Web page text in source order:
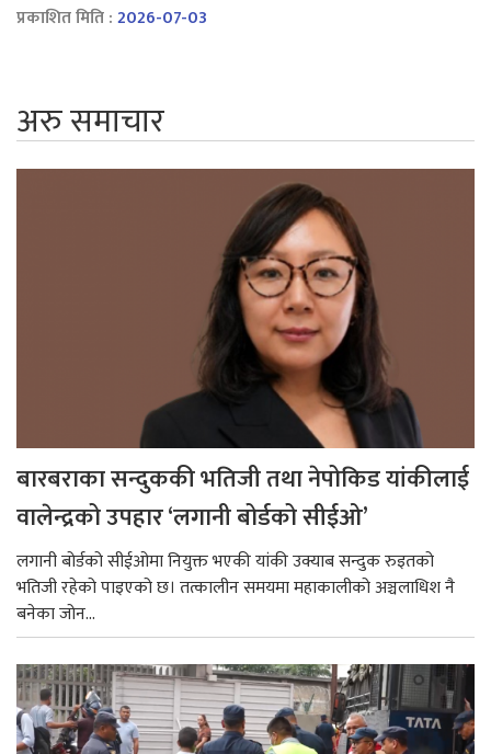
प्रकाशित मिति :2026-07-03
अरु समाचार
बारबराका सन्दुककी भतिजी तथा नेपोकिड यांकीलाई
वालेन्द्रको उपहार ‘लगानी बोर्डको सीईओ’
लगानी बोर्डको सीईओमा नियुक्त भएकी यांकी उक्याब सन्दुक रुइतको
भतिजी रहेको पाइएको छ। तत्कालीन समयमा महाकालीको अञ्चलाधिश नै
बनेका जोन...